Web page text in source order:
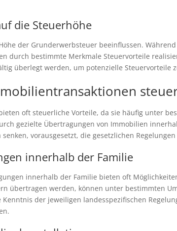
die Steuerhöhe
der Grunderwerbsteuer beeinflussen.
durch bestimmte Merkmale Steuervorteile
überlegt werden, um potenzielle Steuervorteile
oft steuerliche Vorteile, da sie häufig unter
gezielte Übertragungen von Immobilien
vorausgesetzt, die gesetzlichen
innerhalb der Familie
innerhalb der Familie bieten oft
übertragen werden, können unter bestimmten
der jeweiligen landesspezifischen